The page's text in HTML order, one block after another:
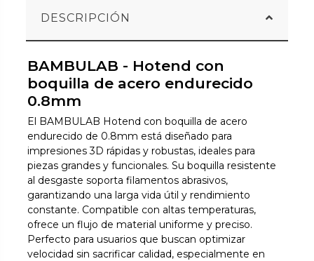
DESCRIPCIÓN
BAMBULAB - Hotend con
boquilla de acero endurecido
0.8mm
El BAMBULAB Hotend con boquilla de acero
endurecido de 0.8mm está diseñado para
impresiones 3D rápidas y robustas, ideales para
piezas grandes y funcionales. Su boquilla resistente
al desgaste soporta filamentos abrasivos,
garantizando una larga vida útil y rendimiento
constante. Compatible con altas temperaturas,
ofrece un flujo de material uniforme y preciso.
Perfecto para usuarios que buscan optimizar
velocidad sin sacrificar calidad, especialmente en